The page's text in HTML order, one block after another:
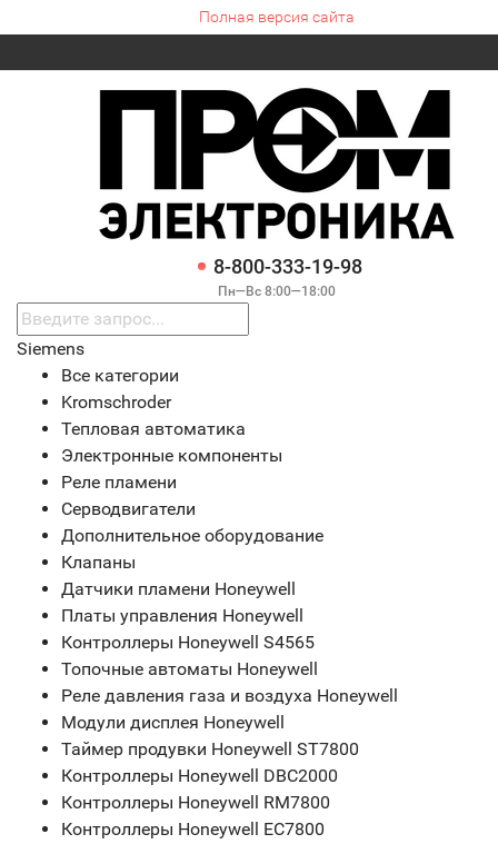
Полная версия сайта
8-800-333-19-98
Пн—Вс 8:00—18:00
Siemens
Все категории
Kromschroder
Тепловая автоматика
Электронные компоненты
Реле пламени
Серводвигатели
Дополнительное оборудование
Клапаны
Датчики пламени Honeywell
Платы управления Honeywell
Контроллеры Honeywell S4565
Топочные автоматы Honeywell
Реле давления газа и воздуха Honeywell
Модули дисплея Honeywell
Таймер продувки Honeywell ST7800
Контроллеры Honeywell DBC2000
Контроллеры Honeywell RM7800
Контроллеры Honeywell EC7800